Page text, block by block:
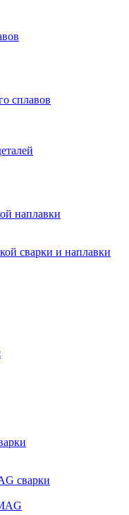
сплавов
наплавки
сварки и наплавки
сварки